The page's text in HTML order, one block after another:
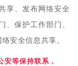
享、发布网络安全
、保护工作部门、
安全信息共享。
安等保持联系，